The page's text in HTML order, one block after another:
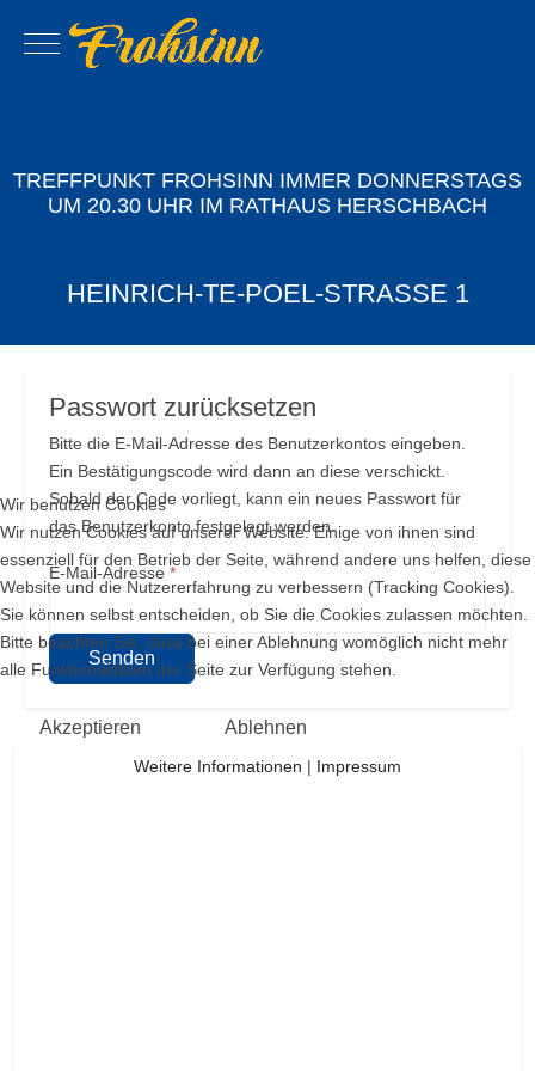
Mobile Menu Toggle
TREFFPUNKT FROHSINN IMMER DONNERSTAGS
UM 20.30 UHR IM RATHAUS HERSCHBACH
HEINRICH-TE-POEL-STRASSE 1
Passwort zurücksetzen
Bitte die E-Mail-Adresse des Benutzerkontos eingeben.
Ein Bestätigungscode wird dann an diese verschickt.
Sobald der Code vorliegt, kann ein neues Passwort für
das Benutzerkonto festgelegt werden.
E-Mail-Adresse *
Senden
Wir benutzen Cookies
Wir nutzen Cookies auf unserer Website. Einige von ihnen sind
essenziell für den Betrieb der Seite, während andere uns helfen, diese
Website und die Nutzererfahrung zu verbessern (Tracking Cookies).
Sie können selbst entscheiden, ob Sie die Cookies zulassen möchten.
Bitte beachten Sie, dass bei einer Ablehnung womöglich nicht mehr
alle Funktionalitäten der Seite zur Verfügung stehen.
Akzeptieren Ablehnen
Weitere Informationen | Impressum